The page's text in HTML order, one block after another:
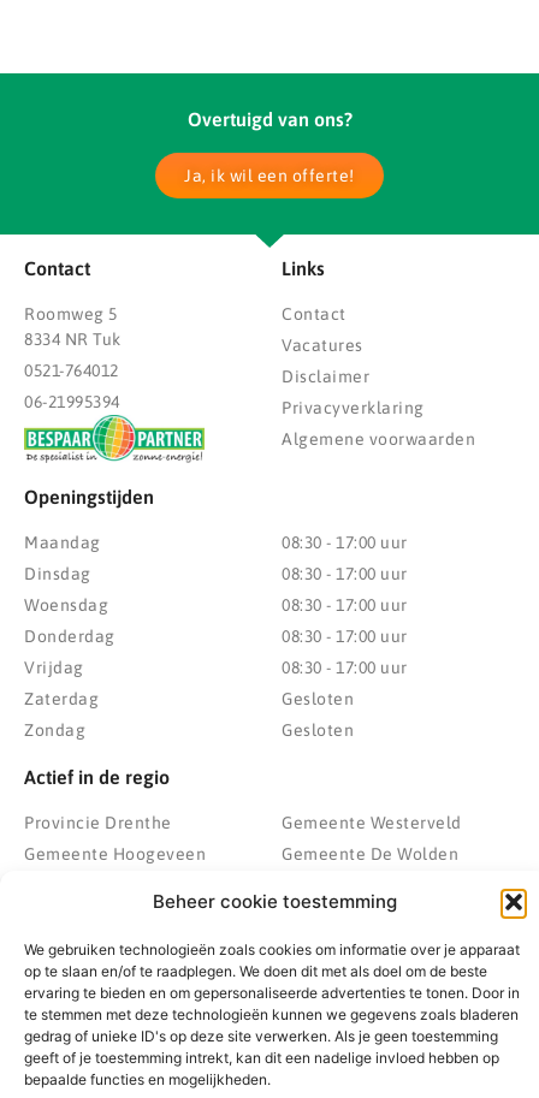
Beheer cookie toestemming
We gebruiken technologieën zoals cookies om informatie over je apparaat
op te slaan en/of te raadplegen. We doen dit met als doel om de beste
ervaring te bieden en om gepersonaliseerde advertenties te tonen. Door in
te stemmen met deze technologieën kunnen we gegevens zoals bladeren
gedrag of unieke ID's op deze site verwerken. Als je geen toestemming
geeft of je toestemming intrekt, kan dit een nadelige invloed hebben op
bepaalde functies en mogelijkheden.
Overtuigd van ons?
Ja, ik wil een offerte!
Contact
Roomweg 5
8334 NR Tuk
0521-764012
06-21995394
Links
Contact
Vacatures
Disclaimer
Privacyverklaring
Algemene voorwaarden
Openingstijden
Maandag
Dinsdag
Woensdag
Donderdag
Vrijdag
Zaterdag
Zondag
08:30 - 17:00 uur
08:30 - 17:00 uur
08:30 - 17:00 uur
08:30 - 17:00 uur
08:30 - 17:00 uur
Gesloten
Gesloten
Actief in de regio
Provincie Drenthe
Gemeente Hoogeveen
Gemeente Midden-Drenthe
Gemeente Noordenveld
Gemeente Noordoostpolder
Gemeente Steenwijkerland
Gemeente Weststellingwerf
Gemeente Westerveld
Gemeente De Wolden
Heerenveen
Kampen
Emmeloord
Wolvega